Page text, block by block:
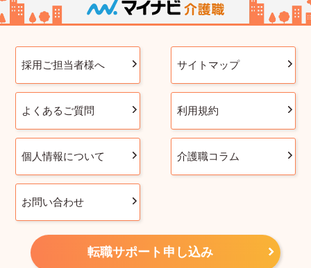
採用ご担当者様へ サイトマップ
よくあるご質問 利用規約
個人情報について 介護職コラム
お問い合わせ
転職サポート申し込み